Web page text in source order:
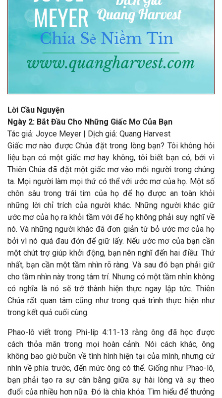
Lời Cầu Nguyện
Ngày 2: Bắt Đầu Cho Những Giấc Mơ Của Bạn
Tác giả: Joyce Meyer | Dịch giả: Quang Harvest
Giấc mơ nào được Chúa đặt trong lòng bạn? Tôi không hỏi
liệu bạn có một giấc mơ hay không, tôi biết bạn có, bởi vì
Thiên Chúa đã đặt một giấc mơ vào mỗi người trong chúng
ta. Mọi người làm mọi thứ có thể với ước mơ của họ. Một số
chôn sâu trong trái tim của họ để họ được an toàn khỏi
những lời chỉ trích của người khác. Những người khác giữ
ước mơ của họ ra khỏi tầm với để họ không phải suy nghĩ về
nó. Và những người khác đã đơn giản từ bỏ ước mơ của họ
bởi vì nó quá đau đớn để giữ lấy. Nếu ước mơ của bạn cần
một chút trợ giúp khởi động, bạn nên nghĩ đến hai điều: Thứ
nhất, bạn cần một tầm nhìn rõ ràng. Và sau đó bạn phải giữ
cho tầm nhìn này trong tâm trí. Nhưng có một tầm nhìn không
có nghĩa là nó sẽ trở thành hiện thực ngay lập tức. Thiên
Chúa rất quan tâm cũng như trong quá trình thực hiện như
trong kết quả cuối cùng.
Phao-lô viết trong Phi-líp 4:11-13 rằng ông đã học được
cách thỏa mãn trong mọi hoàn cảnh. Nói cách khác, ông
không bao giờ buồn về tình hình hiện tại của mình, nhưng cứ
nhìn về phía trước, đến mức ông có thể. Giống như Phao-lô,
bạn phải tạo ra sự cân bằng giữa sự hài lòng và sự theo
đuổi của nhiều hơn nữa. Đó là chìa khóa: Tìm hiểu để thưởng